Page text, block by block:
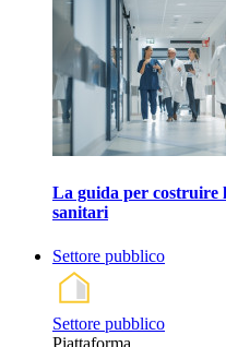
La guida per costruire
sanitari
Settore pubblico
Settore pubblico
Piattaforma